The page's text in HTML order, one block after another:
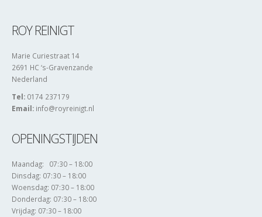
ROY REINIGT
Marie Curiestraat 14
2691 HC ‘s-Gravenzande
Nederland
Tel: 0174 237179
Email: info@royreinigt.nl
OPENINGSTIJDEN
Maandag: 07:30 – 18:00
Dinsdag: 07:30 – 18:00
Woensdag: 07:30 – 18:00
Donderdag: 07:30 – 18:00
Vrijdag: 07:30 – 18:00